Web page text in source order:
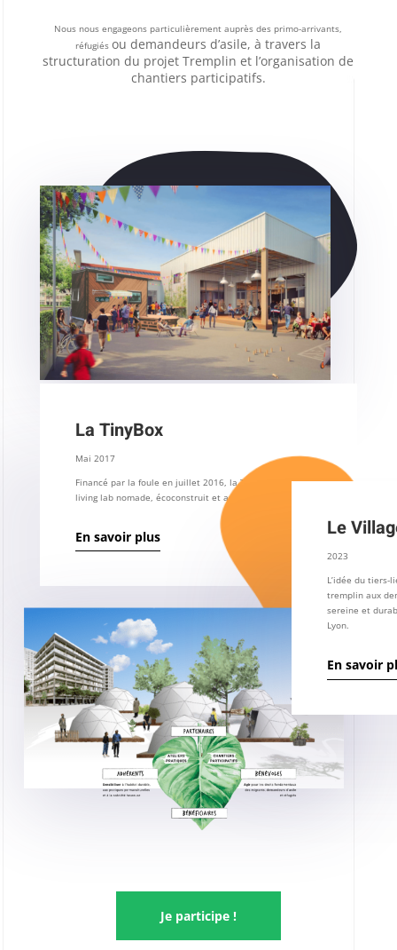
Nous nous engageons particulièrement auprès des primo-arrivants,
réfugiésou demandeurs d’asile, à travers la
structuration du projet Tremplin et l’organisation de
chantiers participatifs.
La TinyBox
Mai 2017
Financé par la foule en juillet 2016, la TinyBox est un
living lab nomade, écoconstruit et autonome en énergies.
En savoir plus Le
2023
L’idée du tiers-
tremplin aux
sereine et
Lyon.
En savoir
Je participe !